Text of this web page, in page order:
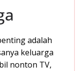
adalah
keluarga
nonton TV,